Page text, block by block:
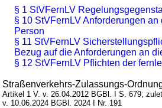
§ 1 StVFernLV
§ 10 StVFernLV Anforderungen
Person
§ 11 StVFernLV
Bezug auf die Anforderungen an
§ 12 StVFernLV Pflichten der
Straßenverkehrs-Zulassungs-
Artikel 1 V. v. 26.04.2012 BGBl. I S. 679;
v. 10.06.2024 BGBl. 2024 I Nr. 191